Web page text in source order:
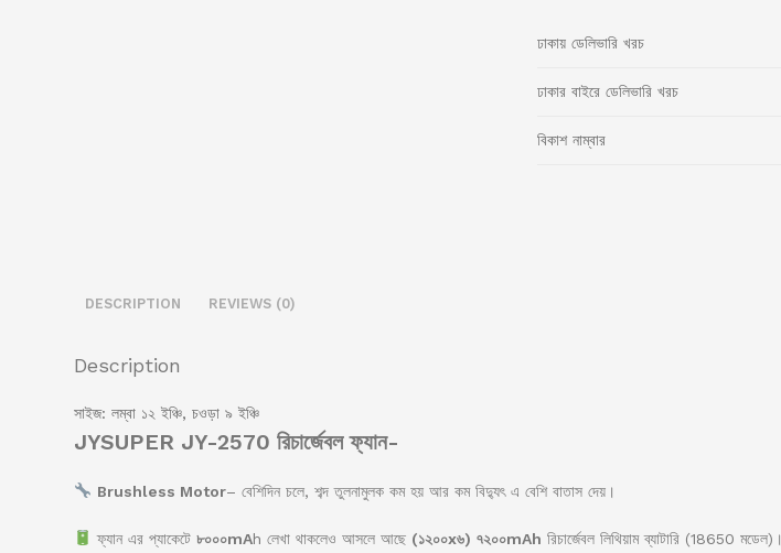
ঢাকায় ডেলিভারি খরচ
ঢাকার বাইরে ডেলিভারি খরচ
বিকাশ নাম্বার
DESCRIPTION REVIEWS (0)
Description
সাইজ: লম্বা ১২ ইঞ্চি, চওড়া ৯ ইঞ্চি
JYSUPER JY-2570 রিচার্জেবল ফ্যান-
Brushless Motor– বেশিদিন চলে, শব্দ তুলনামুলক কম হয় আর কম বিদ্যুৎ এ বেশি বাতাস দেয়।
ফ্যান এর প্যাকেটে৮০০০mAh লেখা থাকলেও আসলে আছে (১২০০x৬) ৭২০০mAh রিচার্জেবল লিথিয়াম ব্যাটারি (18650 মডেল)।